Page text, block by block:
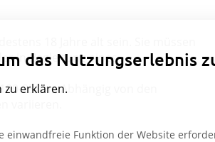
in Begleitung eines
250 m, Abhängig von den
das Nutzungserlebnis
zu erklären.
einwandfreie Funktion der Website